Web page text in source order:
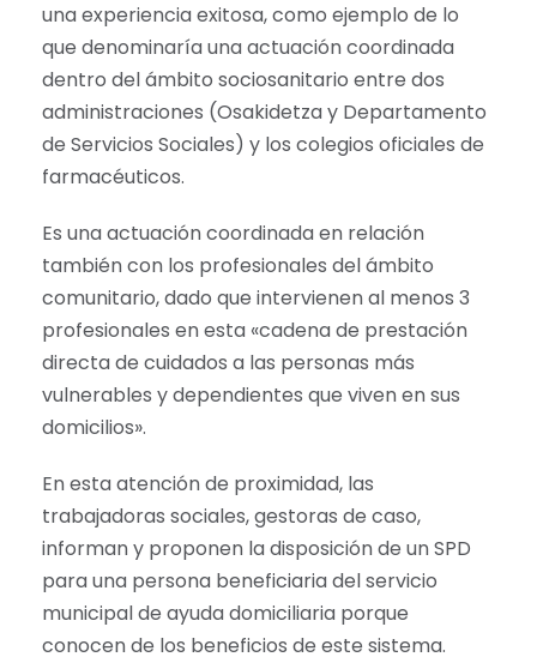
una experiencia exitosa, como ejemplo de lo
que denominaría una actuación coordinada
dentro del ámbito sociosanitario entre dos
administraciones (Osakidetza y Departamento
de Servicios Sociales) y los colegios oficiales de
farmacéuticos.
Es una actuación coordinada en relación
también con los profesionales del ámbito
comunitario, dado que intervienen al menos 3
profesionales en esta «cadena de prestación
directa de cuidados a las personas más
vulnerables y dependientes que viven en sus
domicilios».
En esta atención de proximidad, las
trabajadoras sociales, gestoras de caso,
informan y proponen la disposición de un SPD
para una persona beneficiaria del servicio
municipal de ayuda domiciliaria porque
conocen de los beneficios de este sistema.